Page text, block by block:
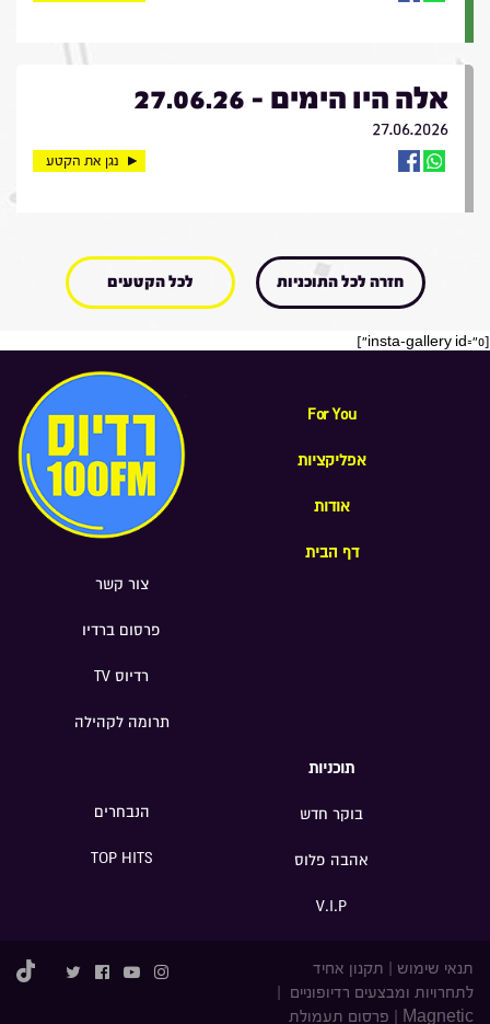
אלה היו הימים - 27.06.26
27.06.2026
נגן את הקטע
חזרה לכל התוכניות לכל הקטעים
[insta-gallery id="0"]
For You
אפליקציות
אודות
דף הבית
צור קשר
פרסום ברדיו
רדיוס TV
תרומה לקהילה
תוכניות
בוקר חדש
אהבה פלוס
V.I.P
הנבחרים
TOP HITS
תנאי שימוש
תקנון אחיד
לתחרויות ומבצעים רדיופוניים
Magnetic
פרסום תעמולת